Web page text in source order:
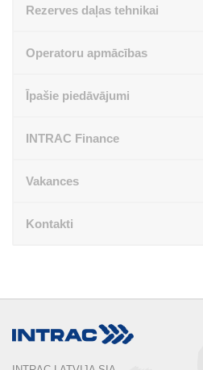
Rezerves daļas tehnikai
Operatoru apmācības
Īpašie piedāvājumi
INTRAC Finance
Vakances
Kontakti